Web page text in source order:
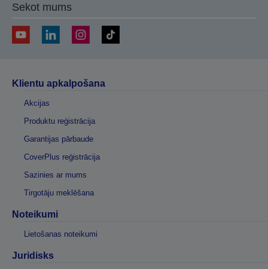
Sekot mums
Klientu apkalpošana
Akcijas
Produktu reģistrācija
Garantijas pārbaude
CoverPlus reģistrācija
Sazinies ar mums
Tirgotāju meklēšana
Noteikumi
Lietošanas noteikumi
Juridisks